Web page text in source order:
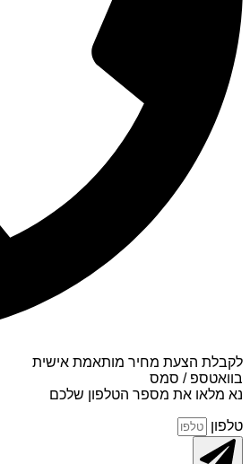
לקבלת הצעת מחיר מותאמת אישית
בוואטספ / סמס
נא מלאו את מספר הטלפון שלכם
טלפון